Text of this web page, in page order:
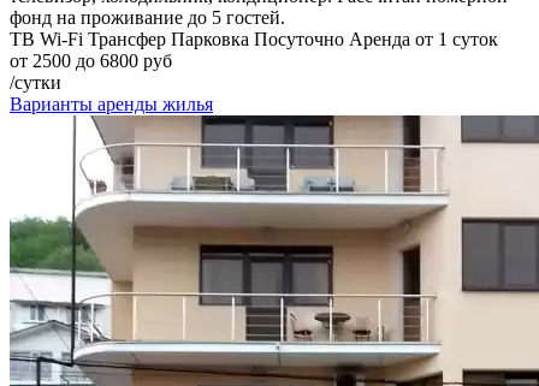
фонд на проживание до 5 гостей.
ТВ Wi-Fi Трансфер Парковка Посуточно Аренда от 1 суток
от 2500 до 6800 руб
/сутки
Варианты аренды жилья